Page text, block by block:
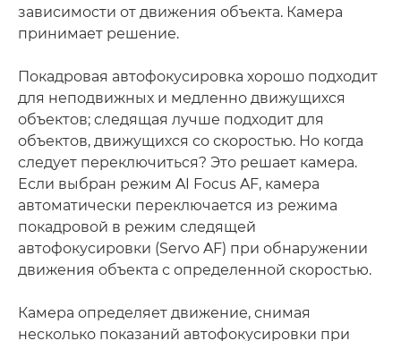
зависимости от движения объекта. Камера
принимает решение.
Покадровая автофокусировка хорошо подходит
для неподвижных и медленно движущихся
объектов; следящая лучше подходит для
объектов, движущихся со скоростью. Но когда
следует переключиться? Это решает камера.
Если выбран режим AI Focus AF, камера
автоматически переключается из режима
покадровой в режим следящей
автофокусировки (Servo AF) при обнаружении
движения объекта с определенной скоростью.
Камера определяет движение, снимая
несколько показаний автофокусировки при